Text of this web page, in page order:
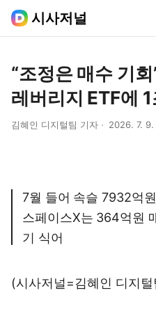
시사저널
“조정은 매수 기
레버리지 ETF에
김혜인 디지털팀 기자 2026. 7. 9.
7월 들어 속슬 7932억
스페이스X는 364억원
기 식어
(시사저널=김혜인 디지털